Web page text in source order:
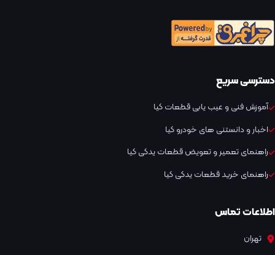
دسترسی سریع
آموزش فنی و عیب یابی قطعات کیا
اخبار و دانستنی های خودرو کیا
راهنمای تعمیر و تعویض قطعات یدکی کیا
راهنمای خرید قطعات یدکی کیا
اطلاعات تماس
تهران